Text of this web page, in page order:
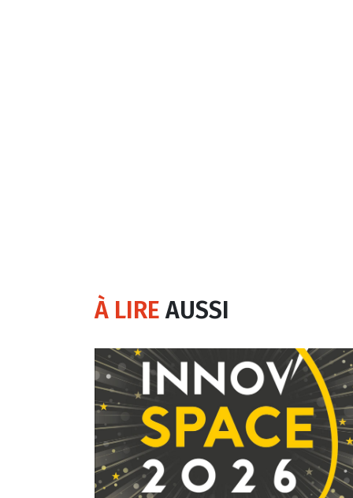
À LIREAUSSI